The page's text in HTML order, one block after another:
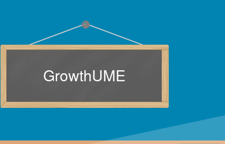
GrowthUME